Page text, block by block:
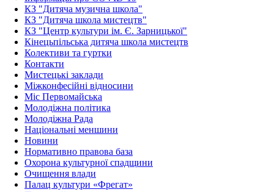
КЗ "Дитяча музична школа"
КЗ "Дитяча школа мистецтв"
КЗ "Центр культури ім. Є. Зарницької"
Кінецьпільська дитяча школа мистецтв
Колективи та гуртки
Контакти
Мистецькі заклади
Міжконфесійні відносини
Міс Первомайська
Молодіжна політика
Молодіжна Рада
Національні меншини
Новини
Нормативно правова база
Охорона культурної спадщини
Очищення влади
Палац культури «Фрегат»